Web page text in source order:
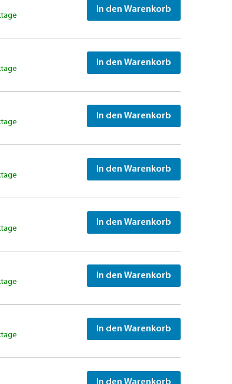
In den Warenkorb
In den Warenkorb
In den Warenkorb
In den Warenkorb
In den Warenkorb
In den Warenkorb
In den Warenkorb
In den Warenkorb